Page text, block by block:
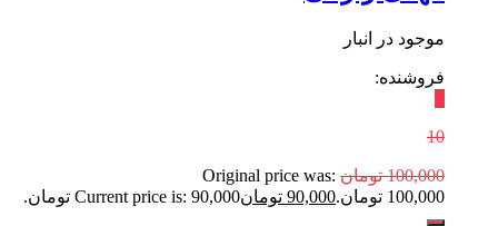
موجود در انبار
فروشنده:
10
100,000 تومان Original price was:
100,000 تومان.
90,000 تومانCurrent price is: 90,000 تومان.